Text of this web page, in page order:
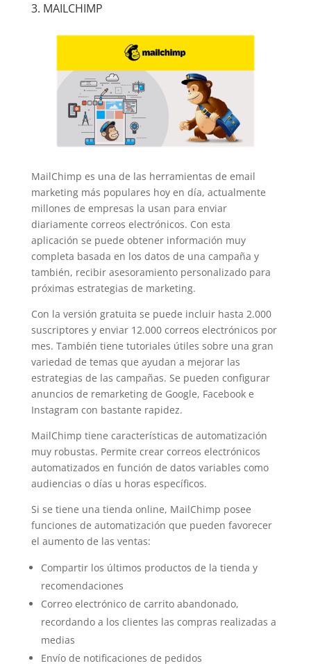
3. MAILCHIMP
MailChimp es una de las herramientas de email
marketing más populares hoy en día, actualmente
millones de empresas la usan para enviar
diariamente correos electrónicos. Con esta
aplicación se puede obtener información muy
completa basada en los datos de una campaña y
también, recibir asesoramiento personalizado para
próximas estrategias de marketing.
Con la versión gratuita se puede incluir hasta 2.000
suscriptores y enviar 12.000 correos electrónicos por
mes. También tiene tutoriales útiles sobre una gran
variedad de temas que ayudan a mejorar las
estrategias de las campañas. Se pueden configurar
anuncios de remarketing de Google, Facebook e
Instagram con bastante rapidez.
MailChimp tiene características de automatización
muy robustas. Permite crear correos electrónicos
automatizados en función de datos variables como
audiencias o días u horas específicos.
Si se tiene una tienda online, MailChimp posee
funciones de automatización que pueden favorecer
el aumento de las ventas:
Compartir los últimos productos de la tienda y
recomendaciones
Correo electrónico de carrito abandonado,
recordando a los clientes las compras realizadas a
medias
Envío de notificaciones de pedidos